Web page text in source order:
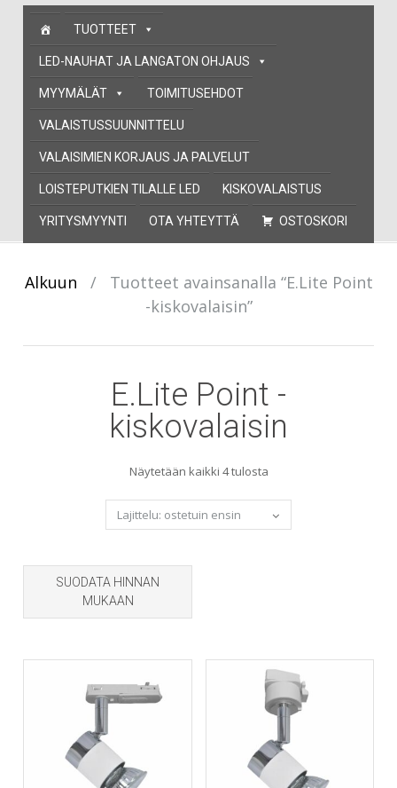
Skip
content
TUOTTEET
LED-NAUHAT JA LANGATON OHJAUS
MYYMÄLÄT TOIMITUSEHDOT
VALAISTUSSUUNNITTELU
VALAISIMIEN KORJAUS JA PALVELUT
LOISTEPUTKIEN TILALLE LED KISKOVALAISTUS
YRITYSMYYNTI OTA YHTEYTTÄ OSTOSKORI
Alkuun /
Tuotteet avainsanalla “E.Lite Point
-kiskovalaisin”
E.Lite Point -
kiskovalaisin
Näytetään kaikki 4 tulostaSorted
by
popularity
SUODATA HINNAN
MUKAAN